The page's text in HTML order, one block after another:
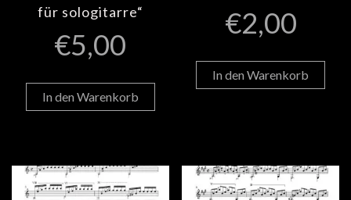
für sologitarre“
€5,00
In den Warenkorb
€2,00
In den Warenkorb